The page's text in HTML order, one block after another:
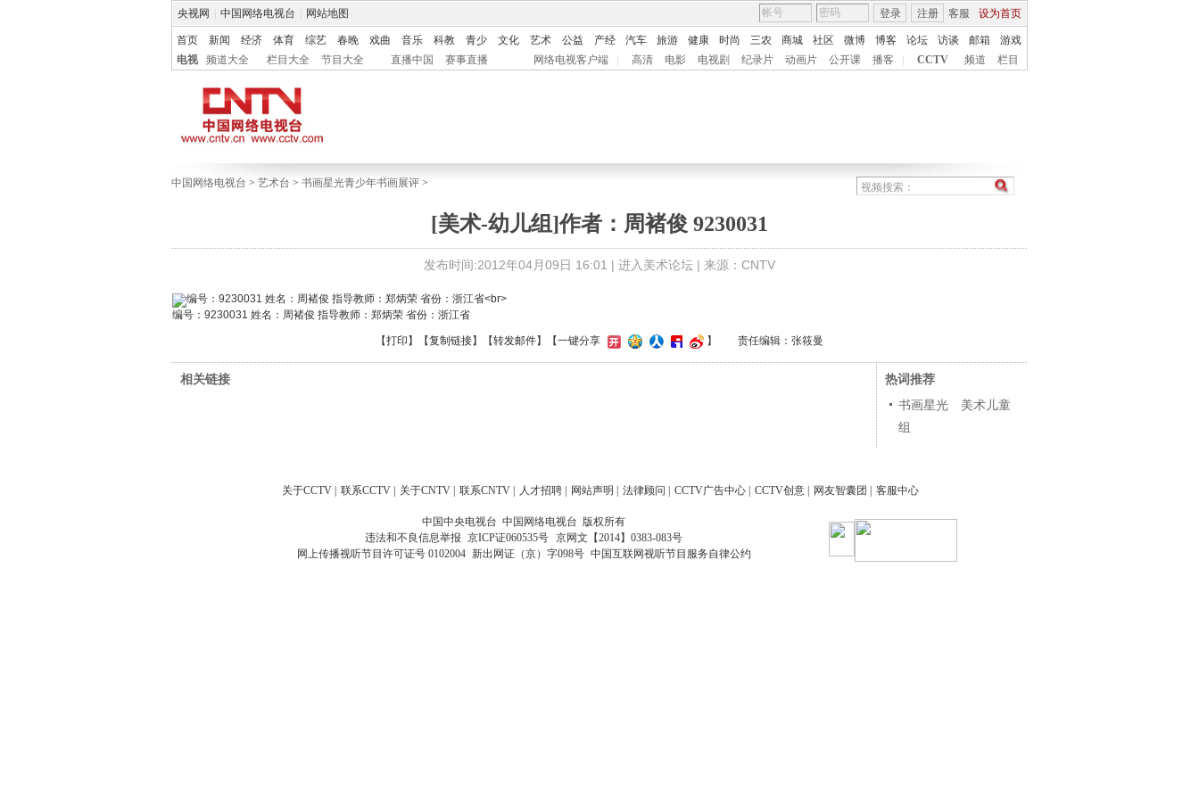
央视网 中国网络电视台 网站地图 客服 设为首页
登录 注册
首页 新闻 经济 体育 综艺 春晚 戏曲 音乐 科教 青少 文化 艺术 公益 产经 汽车 旅游 健康 时尚 三农 商城 社区 微博 博客 论坛 访谈 邮箱
游戏
电视
频道大全 栏目大全 节目大全 直播中国 赛事直播 网络电视客户端 高清 电影 电视剧 纪录片 动画片 公开课 播客 CCTV 频道 栏目
中国网络电视台 > 艺术台 > 书画星光青少年书画展评 >
[美术-幼儿组]作者：周褚俊 9230031
发布时间:2012年04月09日 16:01 | 进入美术论坛 | 来源：CNTV
编号：9230031 姓名：周褚俊 指导教师：郑炳荣 省份：浙江省
【打印 】【复制链接】【转发邮件】 【一键分享 】 责任编辑：张筱曼
相关链接
热词推荐
书画星光 美术儿童
组
关于CCTV 联系CCTV 关于CNTV 联系CNTV 人才招聘 网站声明 法律顾问 CCTV广告中心 CCTV创意 网友智囊团 客服中心
中国中央电视台 中国网络电视台 版权所有
违法和不良信息举报 京ICP证060535号
京网文【2014】0383-083号
网上传播视听节目许可证号 0102004 新出网证（京）字098号 中国互联网视听节目服务自律公约